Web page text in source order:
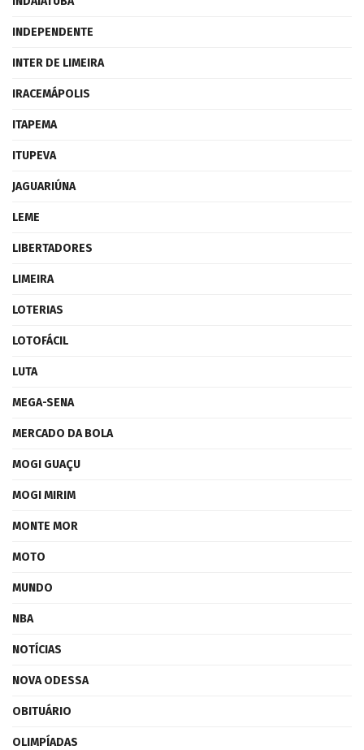
INDEPENDENTE
INTER DE LIMEIRA
IRACEMÁPOLIS
ITAPEMA
ITUPEVA
JAGUARIÚNA
LEME
LIBERTADORES
LIMEIRA
LOTERIAS
LOTOFÁCIL
LUTA
MEGA-SENA
MERCADO DA BOLA
MOGI GUAÇU
MOGI MIRIM
MONTE MOR
MOTO
MUNDO
NBA
NOTÍCIAS
NOVA ODESSA
OBITUÁRIO
OLIMPÍADAS